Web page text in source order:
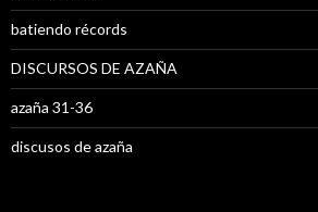
batiendo récords
DISCURSOS DE AZAÑA
azaña 31-36
discusos de azaña